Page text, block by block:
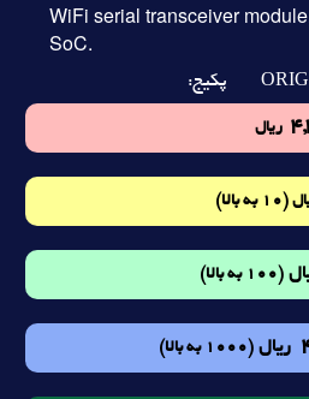
WiFi serial transceiver
SoC.
پکیج:
ریال
(10 به بالا)
(100 به بالا)
ریال (1000 به بالا)